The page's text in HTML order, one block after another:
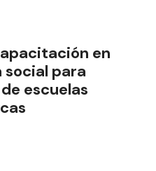
en
para
escuelas